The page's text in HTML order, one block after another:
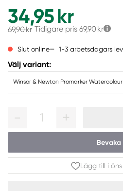
34,95 kr
69,90 kr Tidigare pris 69,90 kr
Slut online 1-3 arbetsdagars
Välj variant:
Winsor & Newton Promarker Watercolour
1
Bevaka
Lägg till i